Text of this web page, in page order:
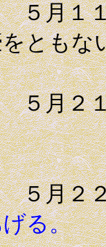
藩
ともな
町
る。